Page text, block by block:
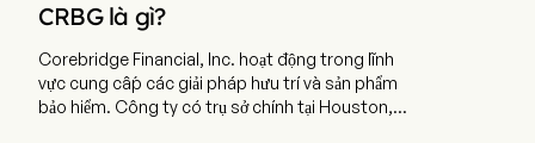
CRBG là gì?
Corebridge Financial, Inc. hoạt động trong lĩnh
vực cung cấp các giải pháp hưu trí và sản phẩm
bảo hiểm. Công ty có trụ sở chính tại Houston,